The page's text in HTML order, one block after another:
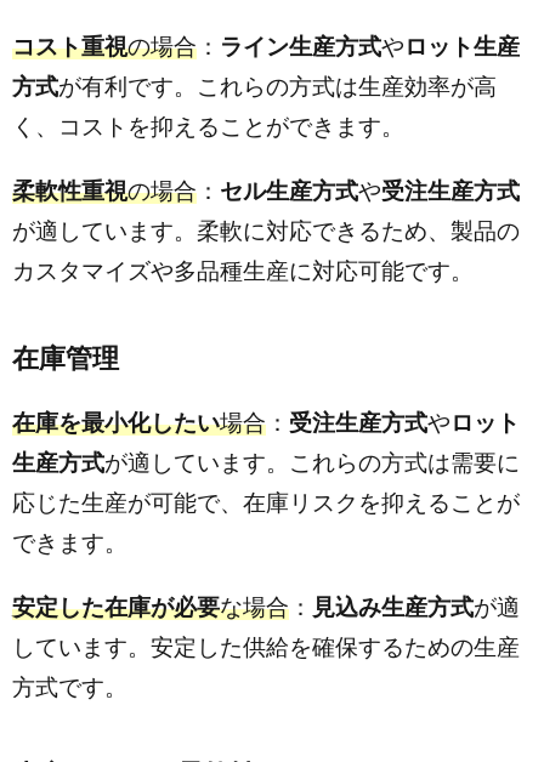
コスト重視の場合 ： ライン生産方式やロット生産
方式が有利です。これらの方式は生産効率が高
く、コストを抑えることができます。
柔軟性重視の場合 ： セル生産方式や受注生産方式
が適しています。柔軟に対応できるため、製品の
カスタマイズや多品種生産に対応可能です。
在庫管理
在庫を最小化したい場合 ： 受注生産方式やロット
生産方式が適しています。これらの方式は需要に
応じた生産が可能で、在庫リスクを抑えることが
できます。
安定した在庫が必要な場合 ： 見込み生産方式が適
しています。安定した供給を確保するための生産
方式です。